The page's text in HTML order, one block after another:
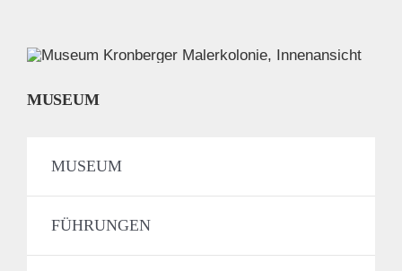
MUSEUM
MUSEUM
FÜHRUNGEN